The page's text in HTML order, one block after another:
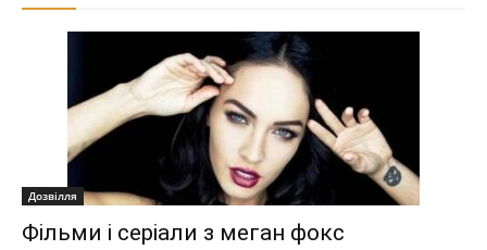
Дозвілля
Фільми і серіали з меган фокс